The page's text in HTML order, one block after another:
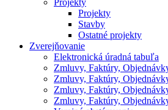
Projekty
Stavby
Ostatné projekty
Zverejňovanie
Elektronická úradná tabuľa
Zmluvy, Faktúry,
Zmluvy, Faktúry,
Zmluvy, Faktúry,
Zmluvy, Faktúry,